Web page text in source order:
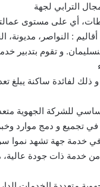
الترابي لجهة
أي على مستوى
: النواصر، مديونة،
و تقوم بتدبير
للشركة الجهوية
تجميع و دمج موارد
في خدمة جهة تشهد نموا
خدمة ذات جودة عالية،